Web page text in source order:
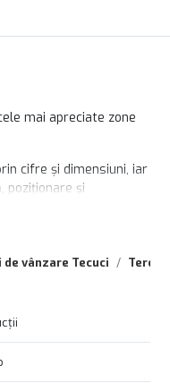
de vânzare Tecuci
mai apreciate zone
cifre și dimensiuni, iar
poziționare și
află un astfel de
aproape pătrată,
unei case
locuințe familiale